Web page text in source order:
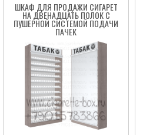
ШКАФ ДЛЯ ПРОДАЖИ СИГАРЕТ
НА ДВЕНАДЦАТЬ ПОЛОК С
ПУШЕРНОЙ СИСТЕМОЙ ПОДАЧИ
ПАЧЕК